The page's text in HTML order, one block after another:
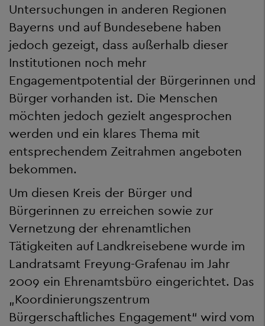
Untersuchungen in anderen Regionen
Bayerns und auf Bundesebene haben
jedoch gezeigt, dass außerhalb dieser
Institutionen noch mehr
Engagementpotential der Bürgerinnen und
Bürger vorhanden ist. Die Menschen
möchten jedoch gezielt angesprochen
werden und ein klares Thema mit
entsprechendem Zeitrahmen angeboten
bekommen.
Um diesen Kreis der Bürger und
Bürgerinnen zu erreichen sowie zur
Vernetzung der ehrenamtlichen
Tätigkeiten auf Landkreisebene wurde im
Landratsamt Freyung-Grafenau im Jahr
2009 ein Ehrenamtsbüro eingerichtet. Das
„Koordinierungszentrum
Bürgerschaftliches Engagement“ wird vom